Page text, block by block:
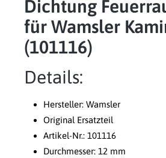
Dichtung
für Wamsler
(101116)
Details:
Hersteller: Wamsler
Original Ersatzteil
Artikel-Nr.: 101116
Durchmesser: 12 mm